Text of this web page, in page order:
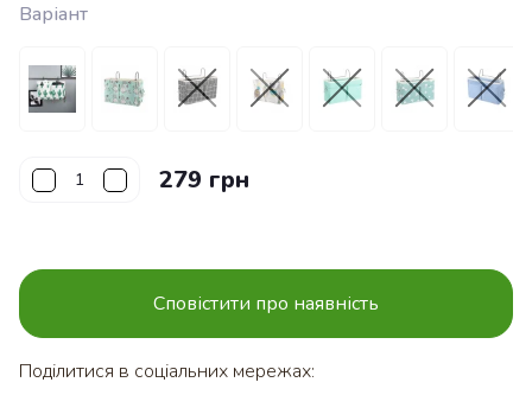
Варіант
279 грн
Сповістити про наявність
Поділитися в соціальних мережах: